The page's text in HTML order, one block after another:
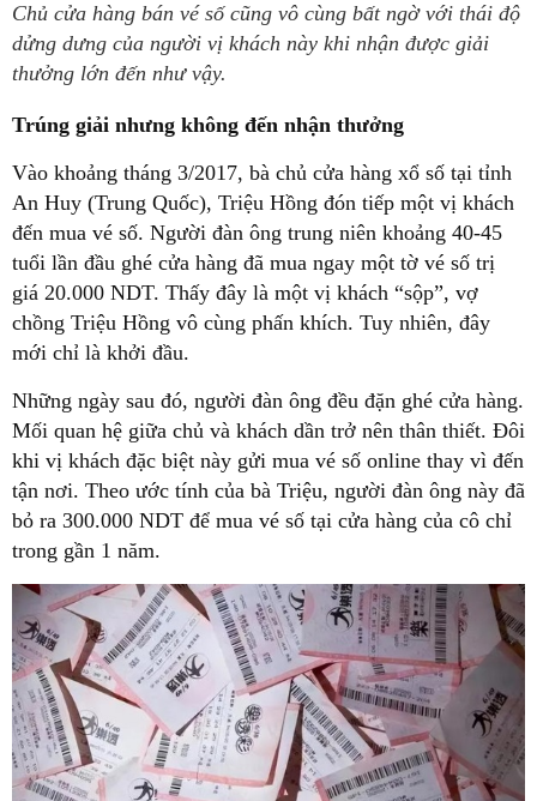
Chủ cửa hàng bán vé số cũng vô cùng bất ngờ với thái độ
dửng dưng của người vị khách này khi nhận được giải
thưởng lớn đến như vậy.
Trúng giải nhưng không đến nhận thưởng
Vào khoảng tháng 3/2017, bà chủ cửa hàng xổ số tại tỉnh
An Huy (Trung Quốc), Triệu Hồng đón tiếp một vị khách
đến mua vé số. Người đàn ông trung niên khoảng 40-45
tuổi lần đầu ghé cửa hàng đã mua ngay một tờ vé số trị
giá 20.000 NDT. Thấy đây là một vị khách “sộp”, vợ
chồng Triệu Hồng vô cùng phấn khích. Tuy nhiên, đây
mới chỉ là khởi đầu.
Những ngày sau đó, người đàn ông đều đặn ghé cửa hàng.
Mối quan hệ giữa chủ và khách dần trở nên thân thiết. Đôi
khi vị khách đặc biệt này gửi mua vé số online thay vì đến
tận nơi. Theo ước tính của bà Triệu, người đàn ông này đã
bỏ ra 300.000 NDT để mua vé số tại cửa hàng của cô chỉ
trong gần 1 năm.